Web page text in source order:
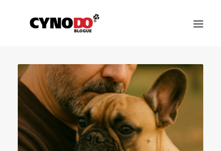
SCIENCE
ALIMENTATION ET SANTÉ
CHOISIR SON CHIEN
ÉDUCATION ET COMPORTEMENT